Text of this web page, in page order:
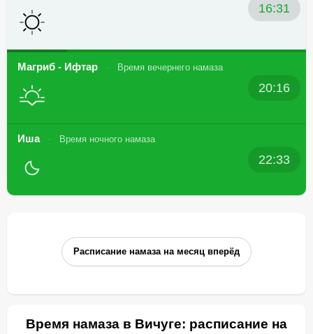
16:31
Магриб - Ифтар Время вечернего намаза
20:16
Иша Время ночного намаза
22:33
Расписание намаза на месяц вперёд
Время намаза в Вичуге: расписание на